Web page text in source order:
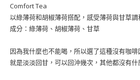
Comfort Tea
以綠薄荷和胡椒薄荷搭配，感受薄荷與甘草調
成分：綠薄荷、胡椒薄荷、甘草
因為我什麼也不能喝，所以選了這種沒有咖啡
就是淡淡回甘，可以回沖幾次，其他都沒有